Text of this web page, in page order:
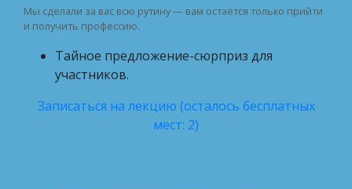
Мы сделали за вас всю рутину — вам остаётся только прийти
и получить профессию.
Тайное предложение-сюрприз для
участников.
Записаться на лекцию (осталось бесплатных
мест: 2)